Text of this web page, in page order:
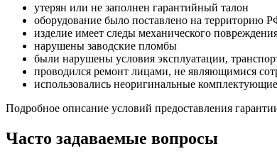
утерян или не заполнен гарантийный талон
оборудование было поставлено на территорию
изделие имеет следы механического
нарушены заводские пломбы
были нарушены условия эксплуатации,
проводился ремонт лицами, не являющимися
использовались неоригинальные комплектующие
Подробное описание условий предоставления
Часто задаваемые вопросы